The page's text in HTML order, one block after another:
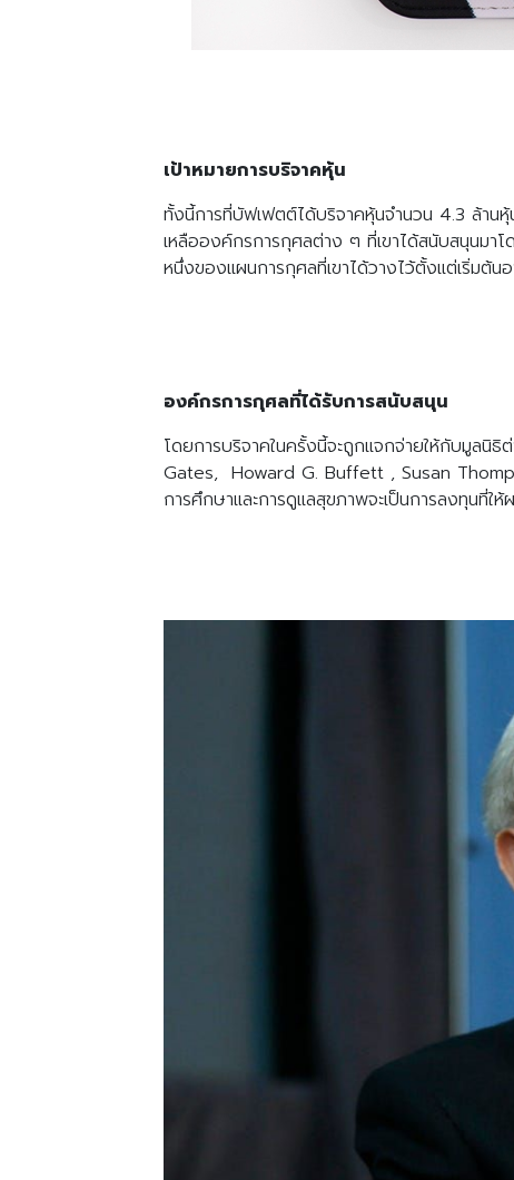
เป้าหมายการบริจาคหุ้น
ทั้งนี้การที่บัฟเฟตต์ได้บริจาคหุ้นจำนวน 4.3 ล้านหุ้
เหลือองค์กรการกุศลต่าง ๆ ที่เขาได้สนับสนุนมา
หนึ่งของแผนการกุศลที่เขาได้วางไว้ตั้งแต่เริ่มต้น
องค์กรการกุศลที่ได้รับการสนับสนุน
โดยการบริจาคในครั้งนี้จะถูกแจกจ่ายให้กับมูล
Gates, Howard G. Buffett , Susan
การศึกษาและการดูแลสุขภาพจะเป็นการลงทุนที่ใ